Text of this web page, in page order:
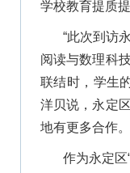
学校教育提质
“此次到访
阅读与数理科
联结时，学生
洋贝说，永定
地有更多合作。
作为永定区